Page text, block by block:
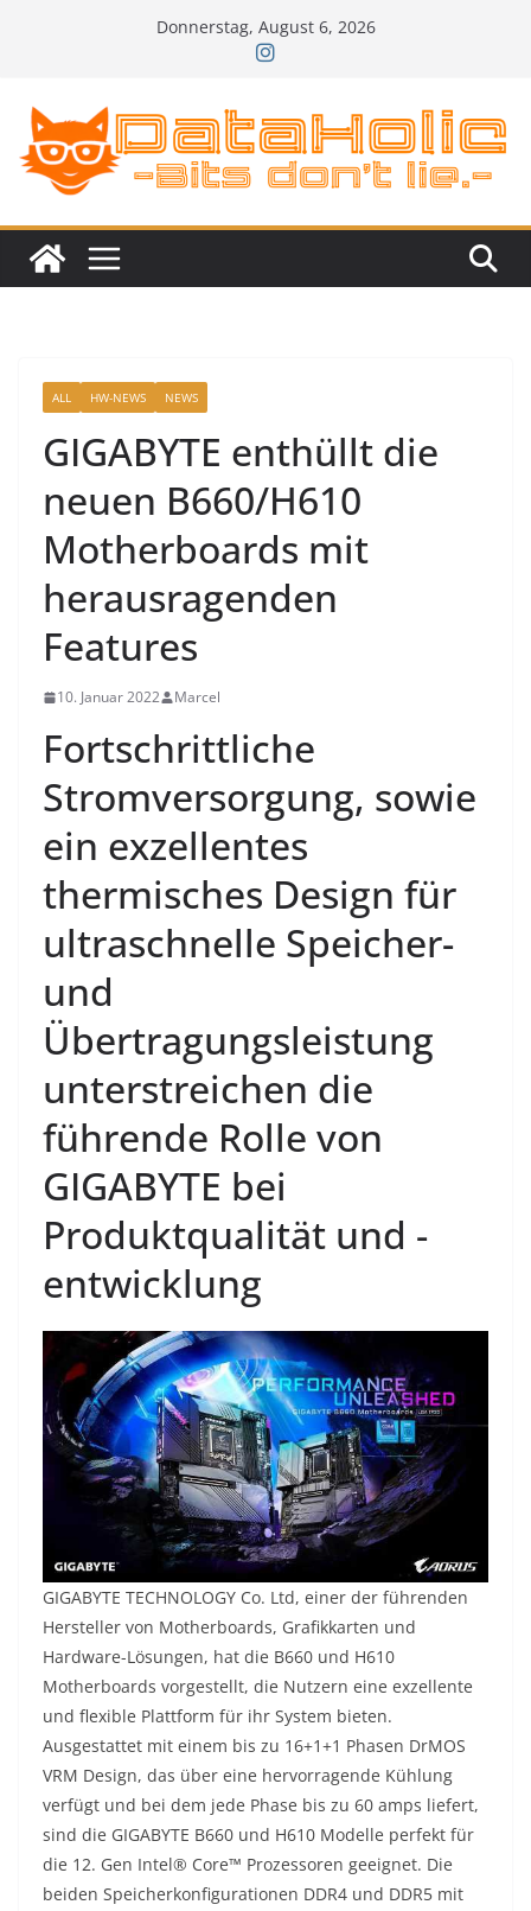
Donnerstag, August 6, 2026
ALL HW-NEWS NEWS
GIGABYTE enthüllt die
neuen B660/H610
Motherboards mit
herausragenden
Features
10. Januar 2022 Marcel
Fortschrittliche
Stromversorgung, sowie
ein exzellentes
thermisches Design für
ultraschnelle Speicher-
und
Übertragungsleistung
unterstreichen die
führende Rolle von
GIGABYTE bei
Produktqualität und -
entwicklung
GIGABYTE TECHNOLOGY Co. Ltd, einer der führenden
Hersteller von Motherboards, Grafikkarten und
Hardware-Lösungen, hat die B660 und H610
Motherboards vorgestellt, die Nutzern eine exzellente
und flexible Plattform für ihr System bieten.
Ausgestattet mit einem bis zu 16+1+1 Phasen DrMOS
VRM Design, das über eine hervorragende Kühlung
verfügt und bei dem jede Phase bis zu 60 amps liefert,
sind die GIGABYTE B660 und H610 Modelle perfekt für
die 12. Gen Intel® Core™ Prozessoren geeignet. Die
beiden Speicherkonfigurationen DDR4 und DDR5 mit